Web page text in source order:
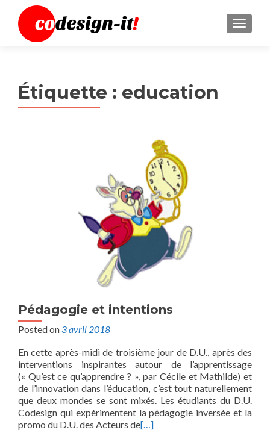
MENU
Étiquette : education
Pédagogie et intentions
Posted on 3 avril 2018
En cette après-midi de troisième jour de D.U., après des
interventions inspirantes autour de l’apprentissage
(« Qu’est ce qu’apprendre ? », par Cécile et Mathilde) et
de l’innovation dans l’éducation, c’est tout naturellement
que deux mondes se sont mixés. Les étudiants du D.U.
Codesign qui expérimentent la pédagogie inversée et la
promo du D.U. des Acteurs de[…]